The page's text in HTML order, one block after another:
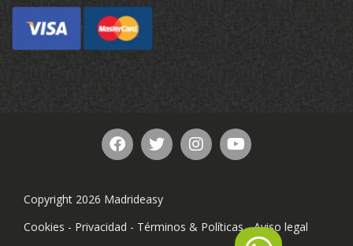
Copyright 2026 Madrideasy
Cookies - Privacidad - Términos & Políticas-Aviso legal